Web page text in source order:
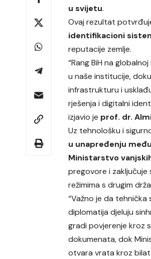
u svijetu.
Ovaj rezultat
identifikacioni
reputacije zemlje.
“Rang BiH na
u naše institucije,
infrastrukturu i
rješenja i digitalni
izjavio je prof. dr.
Uz tehnološku i
u unapređenju
Ministarstvo
pregovore i zaključuje
režimima s drugim
“Važno je da
diplomatija djeluju
gradi povjerenje kroz
dokumenata, dok
otvara vrata kroz